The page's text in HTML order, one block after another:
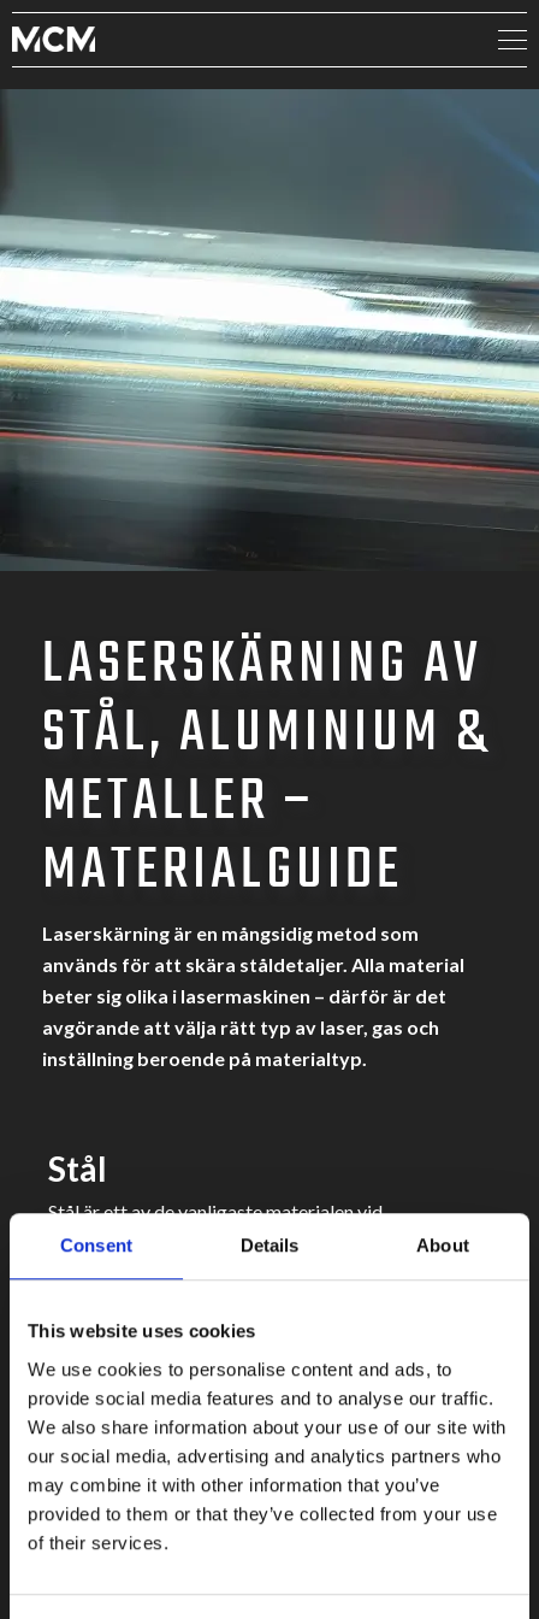
Consent Details About
This website uses cookies
We use cookies to personalise content and ads, to
provide social media features and to analyse our traffic.
We also share information about your use of our site with
our social media, advertising and analytics partners who
may combine it with other information that you’ve
provided to them or that they’ve collected from your use
of their services.
LASERSKÄRNING AV
STÅL, ALUMINIUM &
METALLER –
MATERIALGUIDE
Laserskärning är en mångsidig metod som
används för att skära ståldetaljer. Alla material
beter sig olika i lasermaskinen – därför är det
avgörande att välja rätt typ av laser, gas och
inställning beroende på materialtyp.
Stål
Stål är ett av de vanligaste materialen vid
laserskärning. Vi hanterar både konstruktionsstål och
Fördelar:
Låg kostnad per detalj
Hög formstabilitet
Gasval: Kvävgas eller syre för att få reaktiva
snitt och högre hastighet
Rostfritt & specialstål
Rostfritt stål kräver större noggrannhet för att